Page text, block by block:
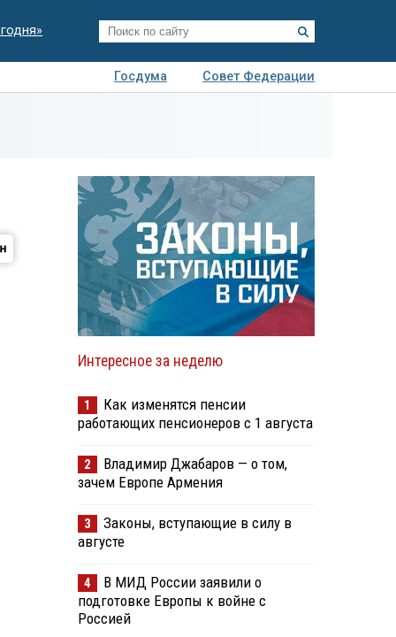
Госдума
Совет Федерации
Интересное за неделю
1
Как изменятся пенсии
работающих пенсионеров с 1 августа
2
Владимир Джабаров — о том,
зачем Европе Армения
3
Законы, вступающие в силу в
августе
4
В МИД России заявили о
подготовке Европы к войне с
Россией